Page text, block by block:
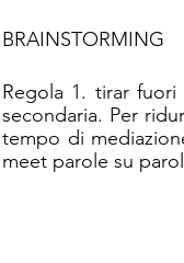
BRAINSTORMING
Regola 1. tirar
secondaria. Per
tempo di
meet parole su